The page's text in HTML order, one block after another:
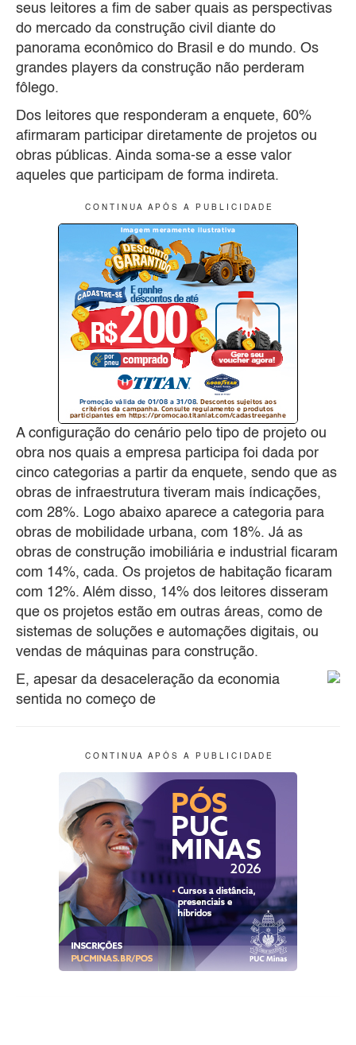
seus leitores a fim de saber quais as perspectivas
do mercado da construção civil diante do
panorama econômico do Brasil e do mundo. Os
grandes players da construção não perderam
fôlego.
Dos leitores que responderam a enquete, 60%
afirmaram participar diretamente de projetos ou
obras públicas. Ainda soma-se a esse valor
aqueles que participam de forma indireta.
C O N T I N U A A P Ó S A P U B L I C I D A D E
A configuração do cenário pelo tipo de projeto ou
obra nos quais a empresa participa foi dada por
cinco categorias a partir da enquete, sendo que as
obras de infraestrutura tiveram mais índicações,
com 28%. Logo abaixo aparece a categoria para
obras de mobilidade urbana, com 18%. Já as
obras de construção imobiliária e industrial ficaram
com 14%, cada. Os projetos de habitação ficaram
com 12%. Além disso, 14% dos leitores disseram
que os projetos estão em outras áreas, como de
sistemas de soluções e automações digitais, ou
vendas de máquinas para construção.
E, apesar da desaceleração da economia
sentida no começo de
C O N T I N U A A P Ó S A P U B L I C I D A D E